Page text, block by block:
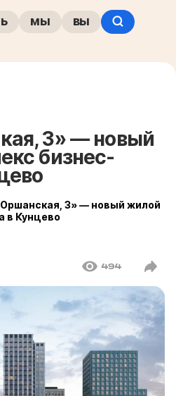
мы вы
3» — новый
бизнес-
3» — новый жилой
в Кунцево
494